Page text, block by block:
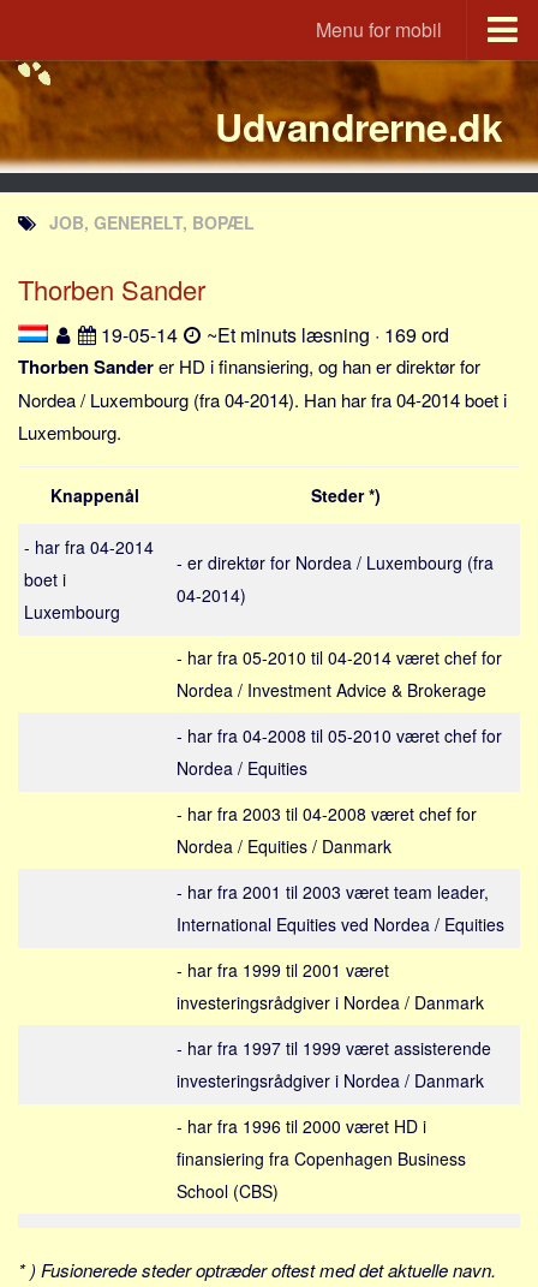
Menu for mobil
Portal
Udvandrerne.dk
Utvandrerne.no
Utvandrarna.se
Tyskland.dk
England.dk
JLKM.dk
Lande
Tyrkiet
Spanien
Sverige
Norge
Thailand
Social sikring og sundhed
Økonomi
Udvandrerne.dk
JOB, GENERELT, BOPÆL
Thorben Sander
19-05-14 ~Et minuts læsning · 169 ord
Thorben Sanderer HD i finansiering, og han er direktør for
Nordea / Luxembourg (fra 04-2014). Han har fra 04-2014 boet i
Luxembourg.
Knappenål Steder *)
- har fra 04-2014
boet i
Luxembourg
- er direktør for Nordea / Luxembourg (fra
04-2014)
- har fra 05-2010 til 04-2014 været chef for
Nordea / Investment Advice & Brokerage
- har fra 04-2008 til 05-2010 været chef for
Nordea / Equities
- har fra 2003 til 04-2008 været chef for
Nordea / Equities / Danmark
- har fra 2001 til 2003 været team leader,
International Equities ved Nordea / Equities
- har fra 1999 til 2001 været
investeringsrådgiver i Nordea / Danmark
- har fra 1997 til 1999 været assisterende
investeringsrådgiver i Nordea / Danmark
- har fra 1996 til 2000 været HD i
finansiering fra Copenhagen Business
School (CBS)
* ) Fusionerede steder optræder oftest med det aktuelle navn.